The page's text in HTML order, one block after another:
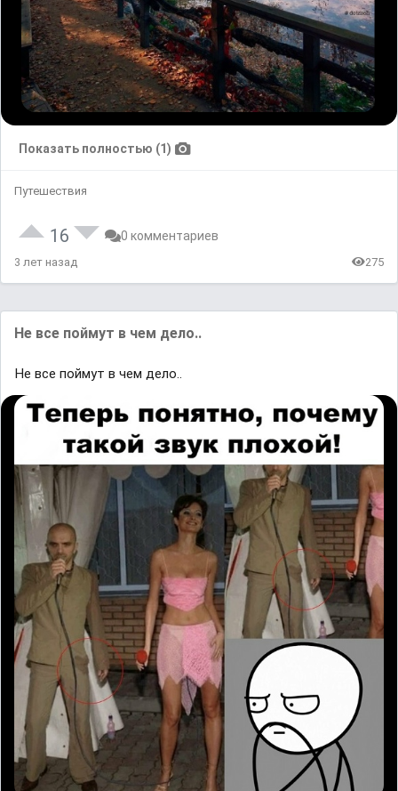
Показать полностью (1)
Путешествия
16 0 комментариев
3 лет назад 275
Не все поймут в чем дело..
Не все поймут в чем дело..